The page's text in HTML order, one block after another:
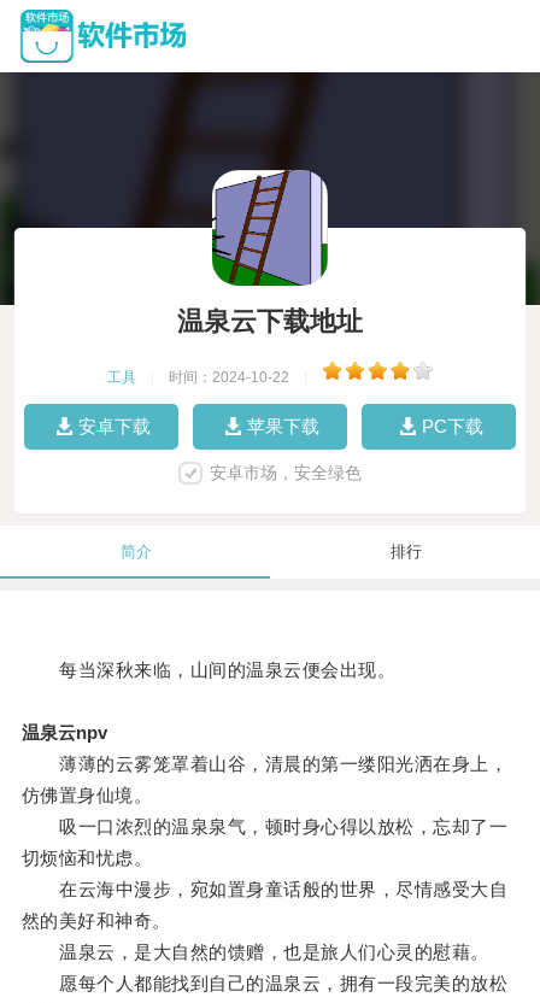
温泉云下载地址
工具 时间：2024-10-22
安卓下载 苹果下载 PC下载
安卓市场，安全绿色
简介 排行
每当深秋来临，山间的温泉云便会出现。
温泉云npv
薄薄的云雾笼罩着山谷，清晨的第一缕阳光洒在身上，
仿佛置身仙境。
吸一口浓烈的温泉泉气，顿时身心得以放松，忘却了一
切烦恼和忧虑。
在云海中漫步，宛如置身童话般的世界，尽情感受大自
然的美好和神奇。
温泉云，是大自然的馈赠，也是旅人们心灵的慰藉。
愿每个人都能找到自己的温泉云，拥有一段完美的放松